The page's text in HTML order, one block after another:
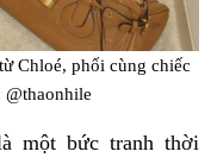
Chloé, phối cùng chiếc
@thaonhile
một bức tranh thời